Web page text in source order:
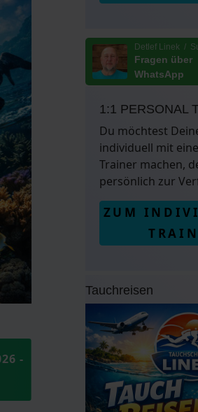
-
Detlef Linek /
Fragen über
WhatsApp
1:1 PERSONAL
Du möchtest
individuell mit
Trainer machen,
persönlich zur
ZUM
Tauchreisen